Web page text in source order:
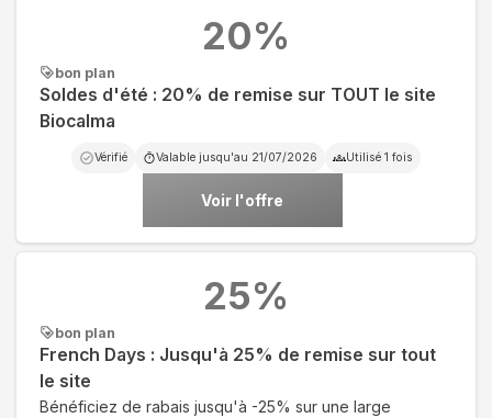
bon plan
Soldes d'été : 20% de remise sur TOUT le site
Biocalma
Vérifié Valable jusqu'au 21/07/2026 Utilisé 1 fois
Voir l'offre
20%
bon plan
French Days : Jusqu'à 25% de remise sur tout
le site
Bénéficiez de rabais jusqu'à -25% sur une large
25%